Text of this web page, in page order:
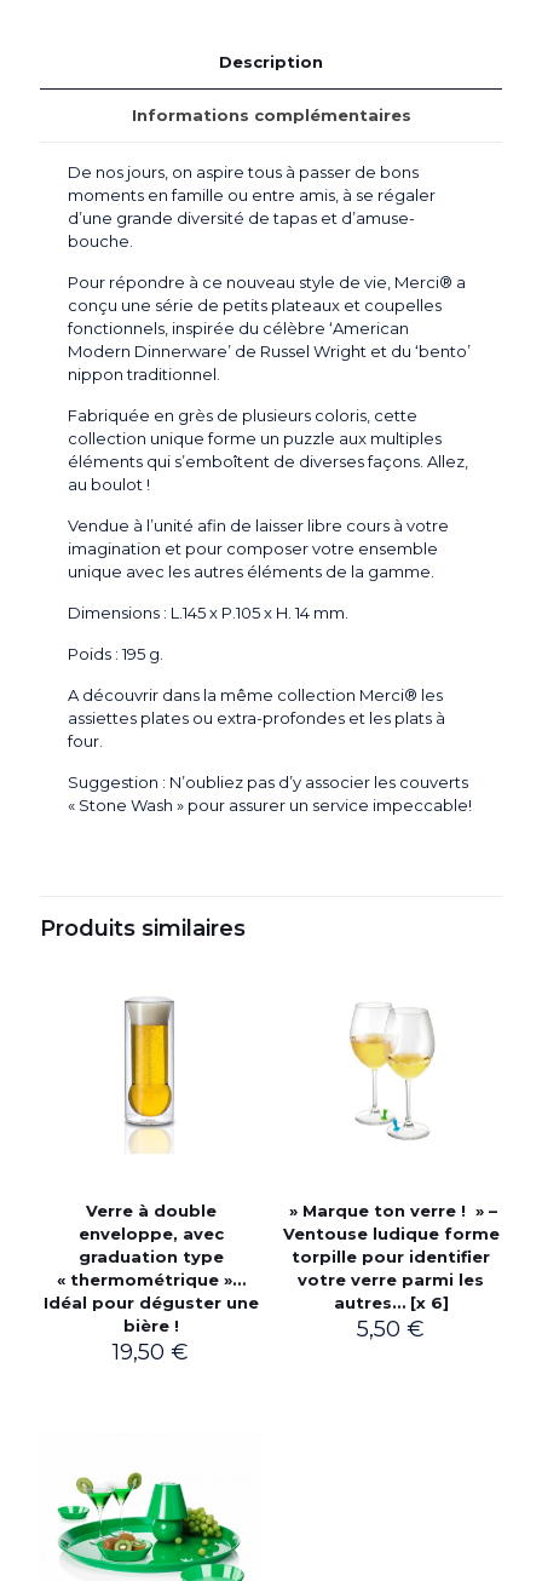
Description
Informations complémentaires
De nos jours, on aspire tous à passer de bons
moments en famille ou entre amis, à se régaler
d’une grande diversité de tapas et d’amuse-
bouche.
Pour répondre à ce nouveau style de vie, Merci® a
conçu une série de petits plateaux et coupelles
fonctionnels, inspirée du célèbre ‘American
Modern Dinnerware’ de Russel Wright et du ‘bento’
nippon traditionnel.
Fabriquée en grès de plusieurs coloris, cette
collection unique forme un puzzle aux multiples
éléments qui s’emboîtent de diverses façons. Allez,
au boulot !
Vendue à l’unité afin de laisser libre cours à votre
imagination et pour composer votre ensemble
unique avec les autres éléments de la gamme.
Dimensions : L.145 x P.105 x H. 14 mm.
Poids : 195 g.
A découvrir dans la même collection Merci® les
assiettes plates ou extra-profondes et les plats à
four.
Suggestion : N’oubliez pas d’y associer les couverts
« Stone Wash » pour assurer un service impeccable!
Produits similaires
Verre à double
enveloppe, avec
graduation type
« thermométrique »…
Idéal pour déguster une
bière !
19,50€
» Marque ton verre ! » –
Ventouse ludique forme
torpille pour identifier
votre verre parmi les
autres… [x 6]
5,50€